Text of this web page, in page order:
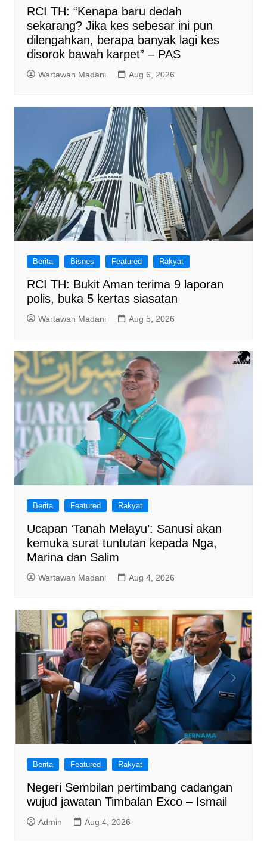
RCI TH: “Kenapa baru dedah
sekarang? Jika kes sebesar ini pun
dilengahkan, berapa banyak lagi kes
disorok bawah karpet” – PAS
Wartawan Madani Aug 6, 2026
Berita Bisnes Featured Rakyat
RCI TH: Bukit Aman terima 9 laporan
polis, buka 5 kertas siasatan
Wartawan Madani Aug 5, 2026
Berita Featured Rakyat
Ucapan ‘Tanah Melayu’: Sanusi akan
kemuka surat tuntutan kepada Nga,
Marina dan Salim
Wartawan Madani Aug 4, 2026
Berita Featured Rakyat
Negeri Sembilan pertimbang cadangan
wujud jawatan Timbalan Exco – Ismail
Admin Aug 4, 2026